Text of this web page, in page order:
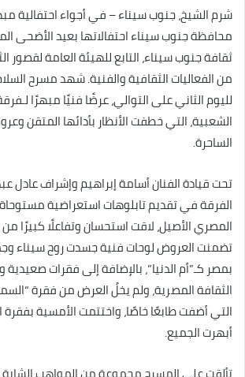
شرم الشيخ، جنوب سيناء – في أجواء احتفالية
محافظة جنوب سيناء احتفالاتها بعيد الأضحى
ثقافة جنوب سيناء، التابع للهيئة العامة لقصور
من الفعاليات الثقافية والفنية. شهد مسرح
لليوم الثاني على التوالي، عرضًا فنيًا مبهرًا
الشعبية، التي خطفت الأنظار بأدائها المتقن
الساحرة.
تحت قيادة الفنان أسامة إبراهيم وإشراف عادل
الفرقة في تقديم تابلوهات استعراضية
المصري الأصيل، لاقت استحسان وتفاعلًا كبيرًا من
تضمنت العروض لوحات فنية جسدت روح سيناء
بمصر كـ”أم الدنيا”، بالإضافة إلى فقرات
الثقافة المصرية، ولم يخلُ العرض من فقرة
التي أضفت طابعًا خاصًا، واختتمت الأمسية بفقرة
أبهرت الجميع.